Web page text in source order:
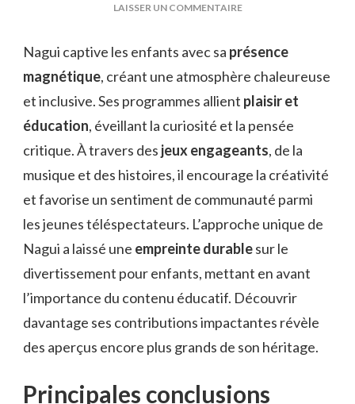
LAISSER UN COMMENTAIRESUR
Nagui captive les enfants avec sa présence
magnétique, créant une atmosphère chaleureuse
et inclusive. Ses programmes allient plaisir et
éducation, éveillant la curiosité et la pensée
critique. À travers des jeux engageants, de la
musique et des histoires, il encourage la créativité
et favorise un sentiment de communauté parmi
les jeunes téléspectateurs. L’approche unique de
Nagui a laissé une empreinte durablesur le
divertissement pour enfants, mettant en avant
l’importance du contenu éducatif. Découvrir
davantage ses contributions impactantes révèle
des aperçus encore plus grands de son héritage.
Principales conclusions